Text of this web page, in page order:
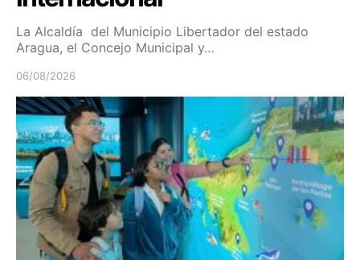
La Alcaldía del Municipio Libertador del estado
Aragua, el Concejo Municipal y…
06/08/2026